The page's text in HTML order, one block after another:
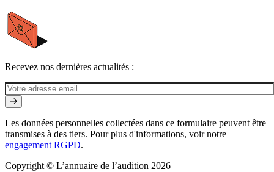
Recevez nos dernières actualités :
Les données personnelles collectées dans ce formulaire peuvent être
transmises à des tiers. Pour plus d'informations, voir notre
engagement RGPD.
Copyright © L’annuaire de l’audition 2026